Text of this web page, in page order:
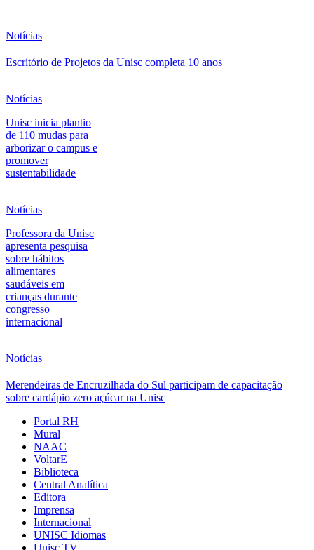
Notícias
Escritório de Projetos da Unisc completa 10 anos
Notícias
Unisc inicia plantio
de 110 mudas para
arborizar o campus e
promover
sustentabilidade
Notícias
Professora da Unisc
apresenta pesquisa
sobre hábitos
alimentares
saudáveis em
crianças durante
congresso
internacional
Notícias
Merendeiras de Encruzilhada do Sul participam de capacitação
sobre cardápio zero açúcar na Unisc
Portal RH
Mural
NAAC
VoltarE
Biblioteca
Central Analítica
Editora
Imprensa
Internacional
UNISC Idiomas
Unisc TV